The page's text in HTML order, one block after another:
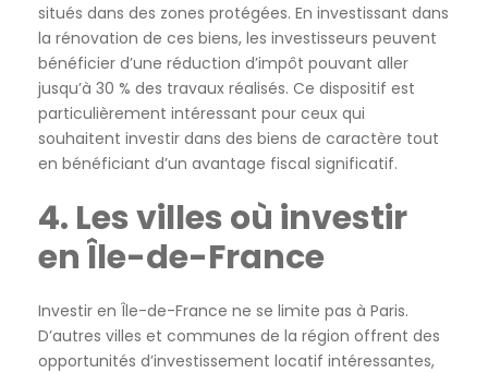
situés dans des zones protégées. En investissant dans
la rénovation de ces biens, les investisseurs peuvent
bénéficier d’une réduction d’impôt pouvant aller
jusqu’à 30 % des travaux réalisés. Ce dispositif est
particulièrement intéressant pour ceux qui
souhaitent investir dans des biens de caractère tout
en bénéficiant d’un avantage fiscal significatif.
4. Les villes où investir
en Île-de-France
Investir en Île-de-France ne se limite pas à Paris.
D’autres villes et communes de la région offrent des
opportunités d’investissement locatif intéressantes,